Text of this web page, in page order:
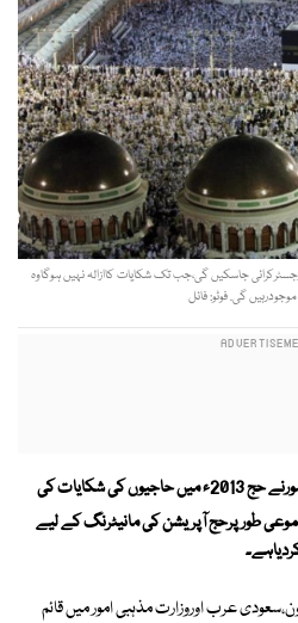
جاسکیں گی،جب تک شکایات کاازالہ نہیں ہوگاوہ
گی. فوٹو: فائل
وزارت مذہبی امورنے حج 2013ء میں حاجیوں کی شکایات کی
طورپرحج آپریشن کی مانیٹرنگ کے لیے
عرب اوروزارت مذہبی امور میں قائم